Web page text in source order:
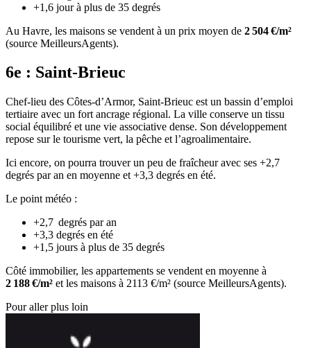
+1,6 jour à plus de 35 degrés
Au Havre, les maisons se vendent à un prix moyen de 2 504 €/m²
(source MeilleursAgents).
6e : Saint‑Brieuc
Chef-lieu des Côtes-d’Armor, Saint-Brieuc est un bassin d’emploi
tertiaire avec un fort ancrage régional. La ville conserve un tissu
social équilibré et une vie associative dense. Son développement
repose sur le tourisme vert, la pêche et l’agroalimentaire.
Ici encore, on pourra trouver un peu de fraîcheur avec ses +2,7
degrés par an en moyenne et +3,3 degrés en été.
Le point météo :
+2,7 degrés par an
+3,3 degrés en été
+1,5 jours à plus de 35 degrés
Côté immobilier, les appartements se vendent en moyenne à
2 188 €/m² et les maisons à 2113 €/m² (source MeilleursAgents).
Pour aller plus loin